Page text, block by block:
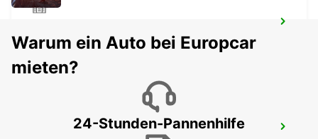
RISHON LEZION - ISRAEL
AIRPORT CITY
Warum ein Auto bei Europcar
mieten?
24-Stunden-Pannenhilfe